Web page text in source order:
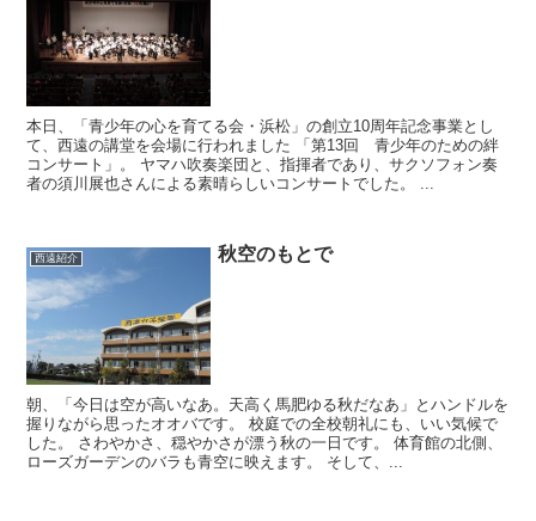
本日、「青少年の心を育てる会・浜松」の創立10周年記念事業とし
て、西遠の講堂を会場に行われました 「第13回 青少年のための絆
コンサート」。 ヤマハ吹奏楽団と、指揮者であり、サクソフォン奏
者の須川展也さんによる素晴らしいコンサートでした。 ...
西遠紹介 秋空のもとで
朝、「今日は空が高いなあ。天高く馬肥ゆる秋だなあ」とハンドルを
握りながら思ったオオバです。 校庭での全校朝礼にも、いい気候で
した。 さわやかさ、穏やかさが漂う秋の一日です。 体育館の北側、
ローズガーデンのバラも青空に映えます。 そして、...